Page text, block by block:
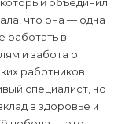
что она — одна
работать в
и забота о
работников.
специалист, но
в здоровье и